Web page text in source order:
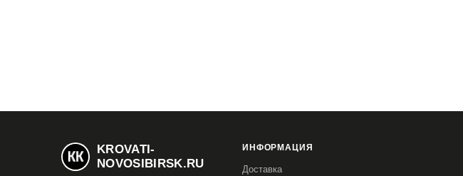
KROVATI-
NOVOSIBIRSK.RU
ИНФОРМАЦИЯ
Доставка